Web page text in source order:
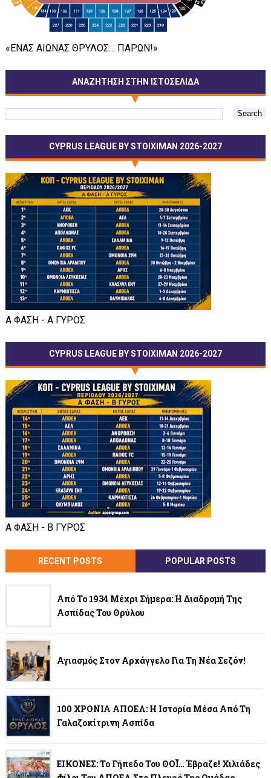
«ΕΝΑΣ ΑΙΩΝΑΣ ΘΡΥΛΟΣ… ΠΑΡΩΝ!»
ΑΝΑΖΗΤΗΣΗ ΣΤΗΝ ΙΣΤΟΣΕΛΙΔΑ
CYPRUS LEAGUE BY STOIXIMAN 2026-2027
Α ΦΑΣΗ - Α ΓΥΡΟΣ
CYPRUS LEAGUE BY STOIXIMAN 2026-2027
Α ΦΑΣΗ - Β ΓΥΡΟΣ
RECENT POSTS POPULAR POSTS
Από Το 1934 Μέχρι Σήμερα: Η Διαδρομή Της
Ασπίδας Του Θρύλου
Αγιασμός Στον Αρχάγγελο Για Τη Νέα Σεζόν!
100 ΧΡΟΝΙΑ ΑΠΟΕΛ: Η Ιστορία Μέσα Από Τη
Γαλαζοκίτρινη Ασπίδα
ΕΙΚΟΝΕΣ: Το Γήπεδο Του ΘΟΪ… Έβραζε! Χιλιάδες